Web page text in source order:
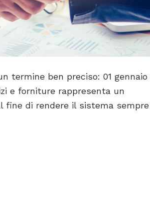
termine ben preciso: 01 gennaio
e forniture rappresenta un
fine di rendere il sistema sempre